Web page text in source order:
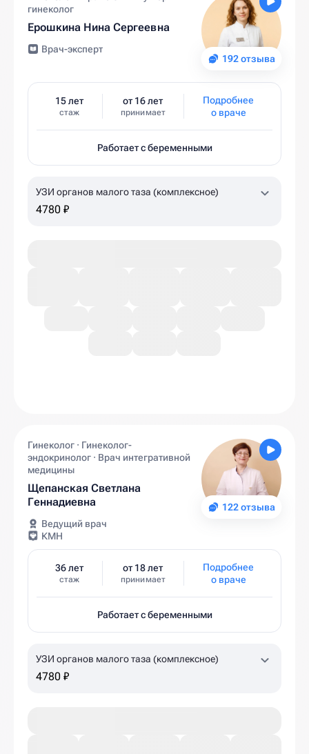
192 отзыва
гинеколог
Ерошкина Нина Сергеевна
Врач-эксперт
15 лет
стаж
от 16 лет
принимает
Подробнее
о враче
Работает с беременными
УЗИ органов малого таза (комплексное)
4780 ₽
122 отзыва
Гинеколог · Гинеколог-
эндокринолог · Врач интегративной
медицины
Щепанская Светлана
Геннадиевна
Ведущий врач
КМН
36 лет
стаж
от 18 лет
принимает
Подробнее
о враче
Работает с беременными
УЗИ органов малого таза (комплексное)
4780 ₽